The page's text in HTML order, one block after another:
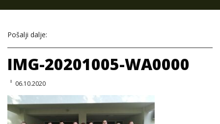
Pošalji dalje:
IMG-20201005-WA0000
06.10.2020